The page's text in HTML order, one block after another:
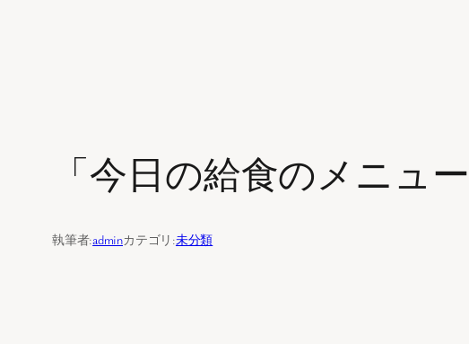
「今日の給食のメニュ
執筆者:adminカテゴリ:未分類